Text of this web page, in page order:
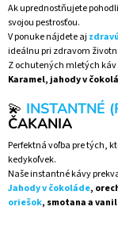
Ak uprednostňujete
svojou pestrosťou.
V ponuke nájdete aj
ideálnu pri zdravom
Z ochutených mletých
Karamel, jahody v
💫 INSTANTNÉ
ČAKANIA
Perfektná voľba pre tých,
kedykoľvek.
Naše instantné kávy
Jahody v čokoláde,
oriešok, smotana a